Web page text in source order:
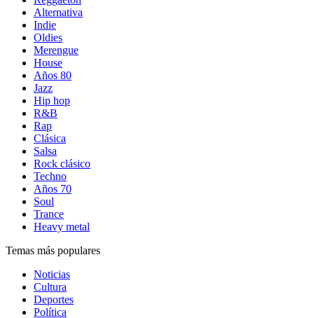
Alternativa
Indie
Oldies
Merengue
House
Años 80
Jazz
Hip hop
R&B
Rap
Clásica
Salsa
Rock clásico
Techno
Años 70
Soul
Trance
Heavy metal
Temas más populares
Noticias
Cultura
Deportes
Política